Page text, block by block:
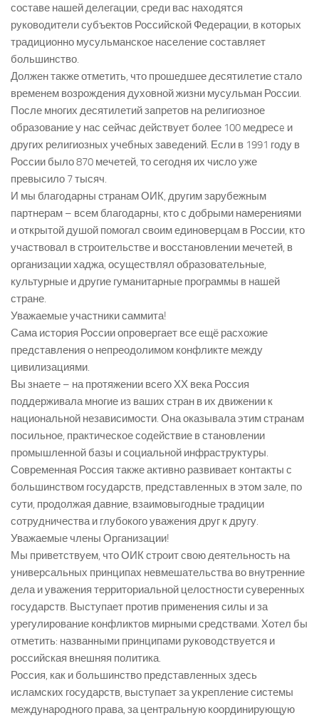
составе нашей делегации, среди вас находятся
руководители субъектов Российской Федерации, в которых
традиционно мусульманское население составляет
большинство.
Должен также отметить, что прошедшее десятилетие стало
временем возрождения духовной жизни мусульман России.
После многих десятилетий запретов на религиозное
образование у нас сейчас действует более 100 медресe и
других религиозных учебных заведений. Если в 1991 году в
России было 870 мечетей, то сегодня их число уже
превысило 7 тысяч.
И мы благодарны странам ОИК, другим зарубежным
партнерам – всем благодарны, кто с добрыми намерениями
и открытой душой помогал своим единоверцам в России, кто
участвовал в строительстве и восстановлении мечетей, в
организации хаджа, осуществлял образовательные,
культурные и другие гуманитарные программы в нашей
стране.
Уважаемые участники саммита!
Сама история России опровергает все ещё расхожие
представления о непреодолимом конфликте между
цивилизациями.
Вы знаете – на протяжении всего ХХ века Россия
поддерживала многие из ваших стран в их движении к
национальной независимости. Она оказывала этим странам
посильное, практическое содействие в становлении
промышленной базы и социальной инфраструктуры.
Современная Россия также активно развивает контакты с
большинством государств, представленных в этом зале, по
сути, продолжая давние, взаимовыгодные традиции
сотрудничества и глубокого уважения друг к другу.
Уважаемые члены Организации!
Мы приветствуем, что ОИК строит свою деятельность на
универсальных принципах невмешательства во внутренние
дела и уважения территориальной целостности суверенных
государств. Выступает против применения силы и за
урегулирование конфликтов мирными средствами. Хотел бы
отметить: названными принципами руководствуется и
российская внешняя политика.
Россия, как и большинство представленных здесь
исламских государств, выступает за укрепление системы
международного права, за центральную координирующую